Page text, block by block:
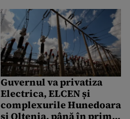
Guvernul va privatiza
Electrica, ELCEN și
complexurile Hunedoara
și Oltenia, până în prima